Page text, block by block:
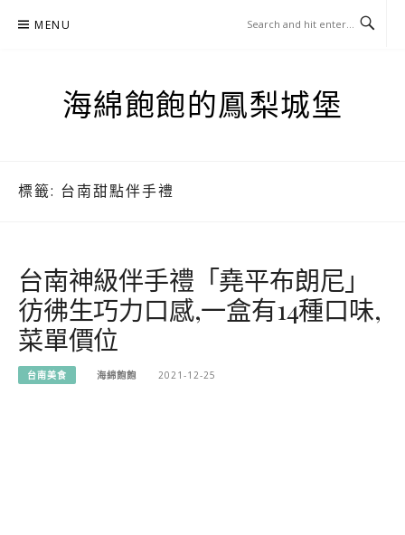
MENU
海綿飽飽的鳳梨城堡
標籤: 台南甜點伴手禮
台南神級伴手禮「堯平布朗尼」
彷彿生巧力口感,一盒有14種口味,
菜單價位
台南美食 海綿飽飽 2021-12-25